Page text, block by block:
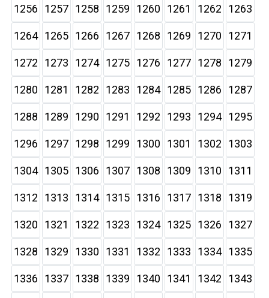
1256 1257 1258 1259 1260 1261 1262 1263
1264 1265 1266 1267 1268 1269 1270 1271
1272 1273 1274 1275 1276 1277 1278 1279
1280 1281 1282 1283 1284 1285 1286 1287
1288 1289 1290 1291 1292 1293 1294 1295
1296 1297 1298 1299 1300 1301 1302 1303
1304 1305 1306 1307 1308 1309 1310 1311
1312 1313 1314 1315 1316 1317 1318 1319
1320 1321 1322 1323 1324 1325 1326 1327
1328 1329 1330 1331 1332 1333 1334 1335
1336 1337 1338 1339 1340 1341 1342 1343